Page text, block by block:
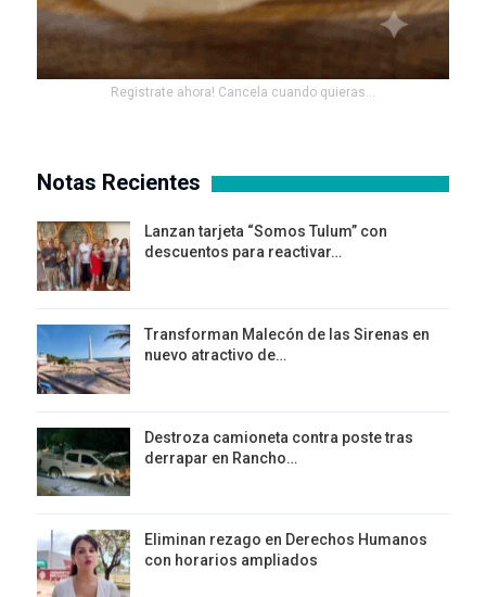
Registrate ahora! Cancela cuando quieras...
Notas Recientes
Lanzan tarjeta “Somos Tulum” con
descuentos para reactivar…
Transforman Malecón de las Sirenas en
nuevo atractivo de…
Destroza camioneta contra poste tras
derrapar en Rancho…
Eliminan rezago en Derechos Humanos
con horarios ampliados